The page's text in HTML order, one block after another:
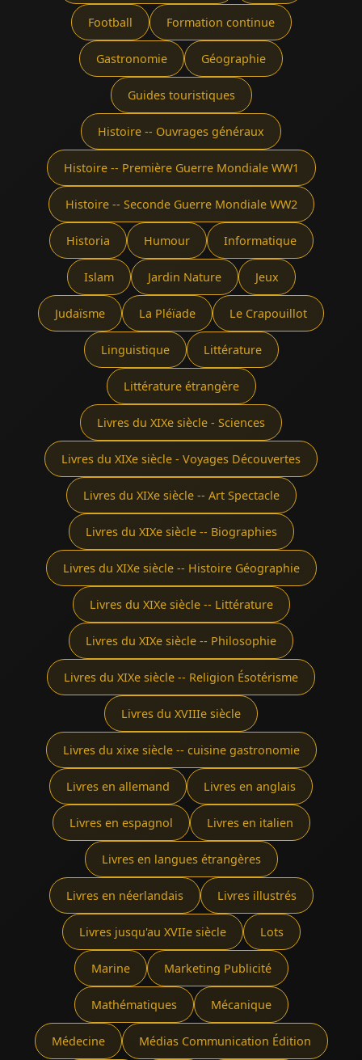
Football Formation continue
Gastronomie Géographie
Guides touristiques
Histoire -- Ouvrages généraux
Histoire -- Première Guerre Mondiale WW1
Histoire -- Seconde Guerre Mondiale WW2
Historia Humour Informatique
Islam Jardin Nature Jeux
Judaïsme La Pléïade Le Crapouillot
Linguistique Littérature
Littérature étrangère
Livres du XIXe siècle - Sciences
Livres du XIXe siècle - Voyages Découvertes
Livres du XIXe siècle -- Art Spectacle
Livres du XIXe siècle -- Biographies
Livres du XIXe siècle -- Histoire Géographie
Livres du XIXe siècle -- Littérature
Livres du XIXe siècle -- Philosophie
Livres du XIXe siècle -- Religion Ésotérisme
Livres du XVIIIe siècle
Livres du xixe siècle -- cuisine gastronomie
Livres en allemand Livres en anglais
Livres en espagnol Livres en italien
Livres en langues étrangères
Livres en néerlandais Livres illustrés
Livres jusqu'au XVIIe siècle Lots
Marine Marketing Publicité
Mathématiques Mécanique
Médecine Médias Communication Édition